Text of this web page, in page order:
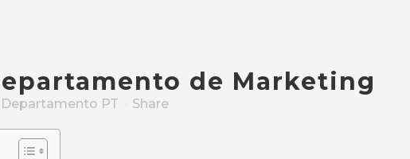
de Marketing
Departamento PT Share